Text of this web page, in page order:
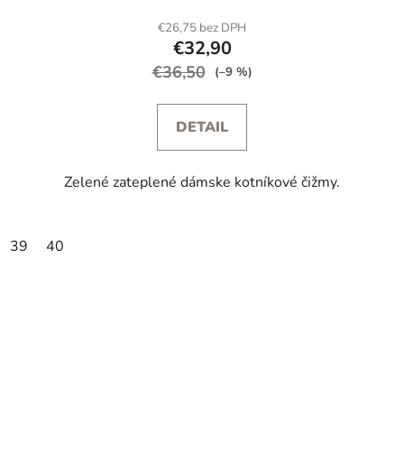
€26,75 bez DPH
€32,90
€36,50 (–9 %)
DETAIL
Zelené zateplené dámske kotníkové čižmy.
39 40